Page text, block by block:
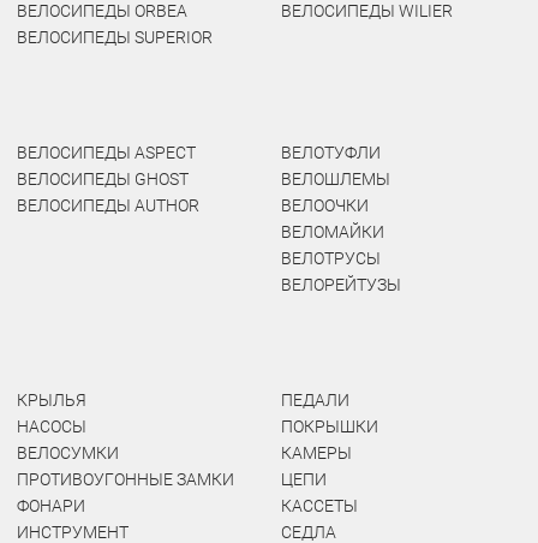
ВЕЛОСИПЕДЫ ORBEA
ВЕЛОСИПЕДЫ SUPERIOR
ВЕЛОСИПЕДЫ WILIER
ВЕЛОСИПЕДЫ ASPECT
ВЕЛОСИПЕДЫ GHOST
ВЕЛОСИПЕДЫ AUTHOR
ВЕЛОТУФЛИ
ВЕЛОШЛЕМЫ
ВЕЛООЧКИ
ВЕЛОМАЙКИ
ВЕЛОТРУСЫ
ВЕЛОРЕЙТУЗЫ
КРЫЛЬЯ
НАСОСЫ
ВЕЛОСУМКИ
ПРОТИВОУГОННЫЕ ЗАМКИ
ФОНАРИ
ИНСТРУМЕНТ
ПЕДАЛИ
ПОКРЫШКИ
КАМЕРЫ
ЦЕПИ
КАССЕТЫ
СЕДЛА